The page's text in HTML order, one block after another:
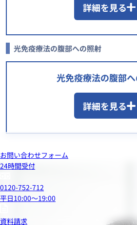
詳細を見る
光免疫療法の腹部への照射
光免疫療法の腹部
詳細を見る
お問い合わせフォーム
24時間受付
0120-752-712
平日10:00～19:00
資料請求